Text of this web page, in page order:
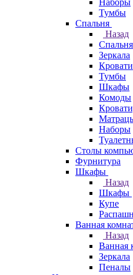
Наборы
Тумбы
Спальня
Назад
Спальня
Зеркала
Кровати
Тумбы
Шкафы
Комоды
Наборы
Столы
Фурнитура
Шкафы
Назад
Шкафы
Купе
Ванная
Назад
Ванная
Зеркала
Пеналы